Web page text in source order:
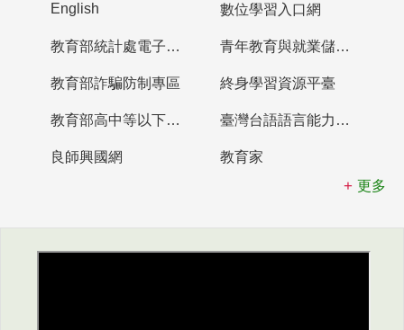
English 數位學習入口網
教育部統計處電子書櫃 青年教育與就業儲蓄帳戶
教育部詐騙防制專區 終身學習資源平臺
教育部高中等以下學校及幼兒園教師資格檢定考試 臺灣台語語言能力認證網站
良師興國網
教育家
更多